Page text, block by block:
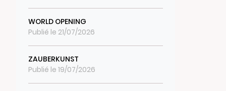
WORLD OPENING
Publié le 21/07/2026
ZAUBERKUNST
Publié le 19/07/2026